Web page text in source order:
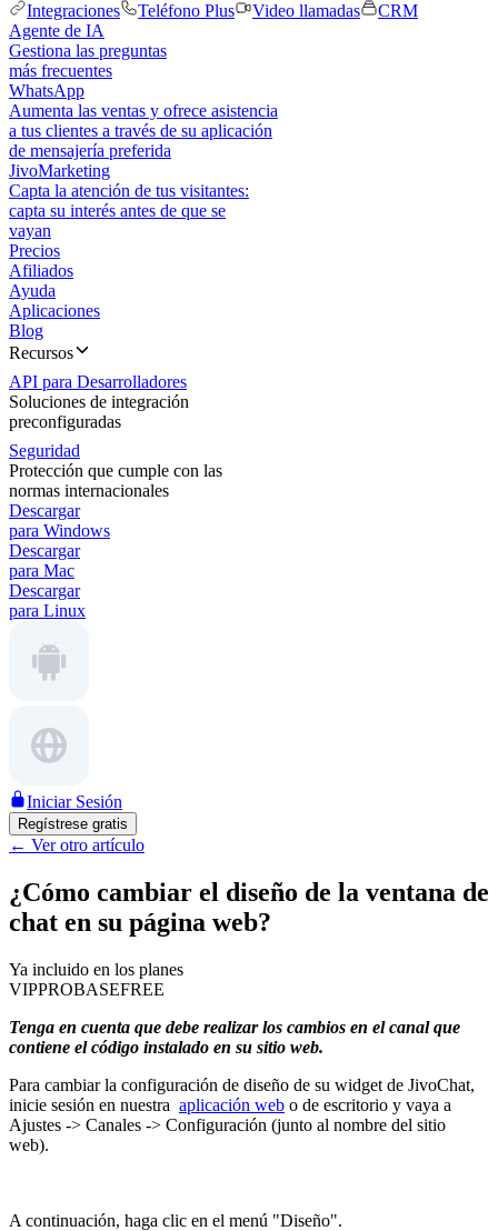
Integraciones
Teléfono Plus Video llamadas
CRM
Agente de IA
Gestiona las preguntas
más frecuentes
WhatsApp
Aumenta las ventas y ofrece asistencia
a tus clientes a través de su aplicación
de mensajería preferida
JivoMarketing
Capta la atención de tus visitantes:
capta su interés antes de que se
vayan
Precios
Afiliados
Ayuda
Aplicaciones
Blog
Recursos
API para Desarrolladores
Soluciones de integración
preconfiguradas
Seguridad
Protección que cumple con las
normas internacionales
Descargar
para Windows
Descargar
para Mac
Descargar
para Linux
Iniciar Sesión
Regístrese gratis
← Ver otro artículo
¿Cómo cambiar el diseño de la ventana de
chat en su página web?
Ya incluido en los planes
VIPPROBASEFREE
Tenga en cuenta que debe realizar los cambios en el canal que
contiene el código instalado en su sitio web.
Para cambiar la configuración de diseño de su widget de JivoChat,
inicie sesión en nuestra aplicación web o de escritorio y vaya a
Ajustes -> Canales -> Configuración (junto al nombre del sitio
web).
A continuación, haga clic en el menú "Diseño".